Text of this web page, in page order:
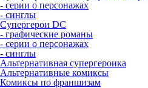
- серии о персонажах
- синглы
Супергерои DC
- графические романы
- серии о персонажах
- синглы
Альтернативная супергероика
Альтернативные комиксы
Комиксы по франшизам